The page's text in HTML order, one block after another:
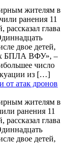
жителям в
ранения 11
глава
двое детей,
БПЛА ВФУ», –
число
из […]
от атак дронов
жителям в
ранения 11
глава
двое детей,